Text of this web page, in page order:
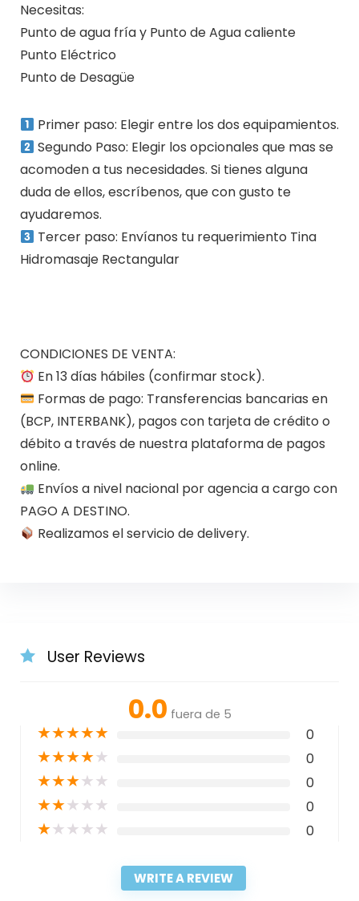
Necesitas:
Punto de agua fría y Punto de Agua caliente
Punto Eléctrico
Punto de Desagüe
Primer paso: Elegir entre los dos equipamientos.
Segundo Paso: Elegir los opcionales que mas se
acomoden a tus necesidades. Si tienes alguna
duda de ellos, escríbenos, que con gusto te
ayudaremos.
Tercer paso: Envíanos tu requerimiento Tina
Hidromasaje Rectangular
CONDICIONES DE VENTA:
En 13 días hábiles (confirmar stock).
Formas de pago: Transferencias bancarias en
(BCP, INTERBANK), pagos con tarjeta de crédito o
débito a través de nuestra plataforma de pagos
online.
Envíos a nivel nacional por agencia a cargo con
PAGO A DESTINO.
Realizamos el servicio de delivery.
User Reviews
0.0 fuera de 5
★★★★★ 0
★★★★★ 0
★★★★★ 0
★★★★★ 0
★★★★★ 0
WRITE A REVIEW